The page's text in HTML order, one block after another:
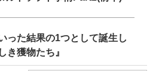
った結果の1つとして誕生し
き獲物たち』